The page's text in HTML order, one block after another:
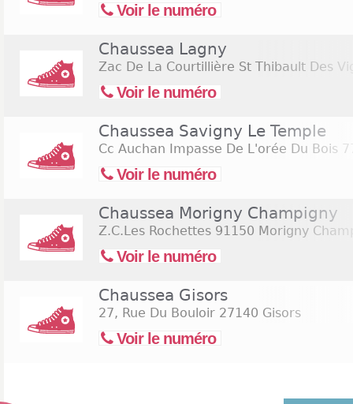
Voir le numéro
Chaussea Lagny
Zac De La Courtillière St Thibault Des
Voir le numéro
Chaussea Savigny Le Temple
Cc Auchan Impasse De L'orée Du Bois
Voir le numéro
Chaussea Morigny Champigny
Z.C.Les Rochettes 91150 Morigny
Voir le numéro
Chaussea Gisors
27, Rue Du Bouloir 27140 Gisors
Voir le numéro